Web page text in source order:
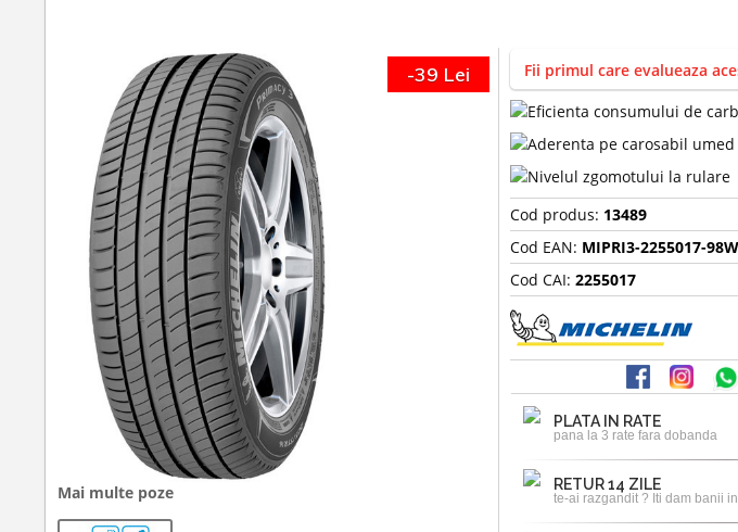
Mai multe poze
-39 Lei Fii primul care evalueaza
Cod produs: 13489
Cod EAN: MIPRI3-2255017-98W
Cod CAI:2255017
PLATA IN RATE
pana la 3 rate fara dobanda
RETUR 14 ZILE
te-ai razgandit ? Iti dam banii